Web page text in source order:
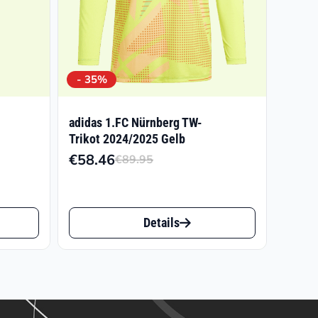
- 35%
adidas 1.FC Nürnberg TW-
Trikot 2024/2025 Gelb
€89.95
war:
€89.95
€58.46
ist:
€58.46.
Dieses
Produkt
Details